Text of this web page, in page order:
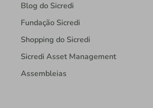
Blog do Sicredi
Fundação Sicredi
Shopping do Sicredi
Sicredi Asset Management
Assembleias